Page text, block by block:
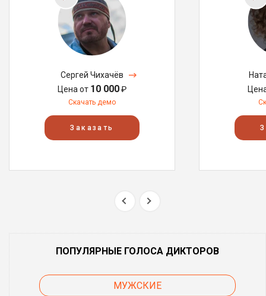
Сергей Чихачёв
Цена от 10 000₽
Скачать демо
Заказать
ПОПУЛЯРНЫЕ ГОЛОСА ДИКТОРОВ
МУЖСКИЕ